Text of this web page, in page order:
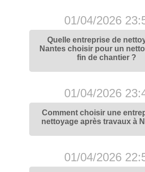
01/04/2026
Quelle entreprise de
Nantes choisir pour un
fin de chantier ?
01/04/2026
Comment choisir une
nettoyage après travaux à
01/04/2026